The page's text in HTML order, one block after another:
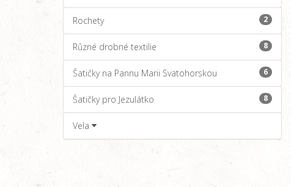
Rochety 2
Různé drobné textilie 8
Šatičky na Pannu Marii Svatohorskou 6
Šatičky pro Jezulátko 8
Vela